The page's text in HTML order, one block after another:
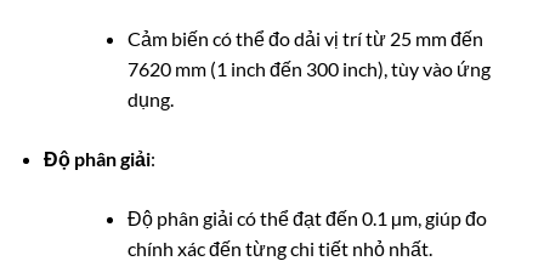
Cảm biến có thể đo dải vị trí từ 25 mm đến
7620 mm (1 inch đến 300 inch), tùy vào ứng
dụng.
Độ phân giải:
Độ phân giải có thể đạt đến 0.1 µm, giúp đo
chính xác đến từng chi tiết nhỏ nhất.